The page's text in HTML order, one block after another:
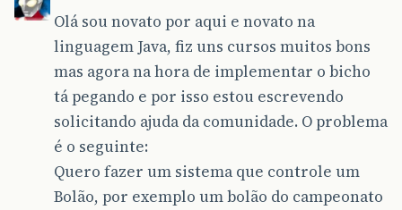
Olá sou novato por aqui e novato na
linguagem Java, fiz uns cursos muitos bons
mas agora na hora de implementar o bicho
tá pegando e por isso estou escrevendo
solicitando ajuda da comunidade. O problema
é o seguinte:
Quero fazer um sistema que controle um
Bolão, por exemplo um bolão do campeonato